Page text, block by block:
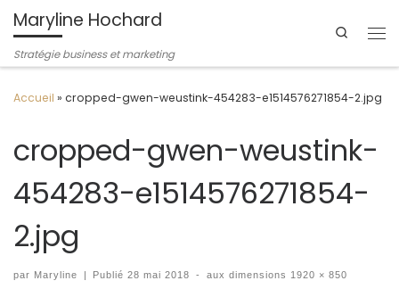
Passer au contenu
Maryline Hochard
Stratégie business et marketing
Search
Accueil » cropped-gwen-weustink-454283-e1514576271854-2.jpg
cropped-gwen-weustink-
454283-e1514576271854-
2.jpg
par Maryline Publié28 mai 2018 - aux dimensions 1920 × 850